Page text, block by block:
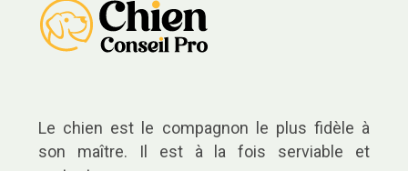
Le chien est le compagnon le plus fidèle à
son maître. Il est à la fois serviable et